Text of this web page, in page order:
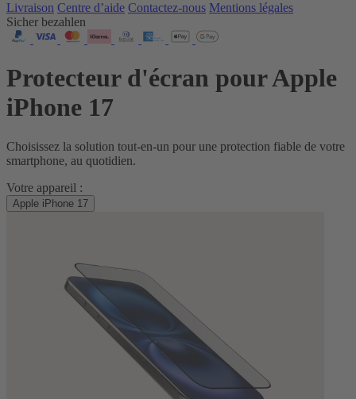
Livraison Centre d’aide Contactez‑nous Mentions légales
Sicher bezahlen
Protecteur d'écran pour Apple
iPhone 17
Choisissez la solution tout‑en‑un pour une protection fiable de votre
smartphone, au quotidien.
Votre appareil :
Apple iPhone 17